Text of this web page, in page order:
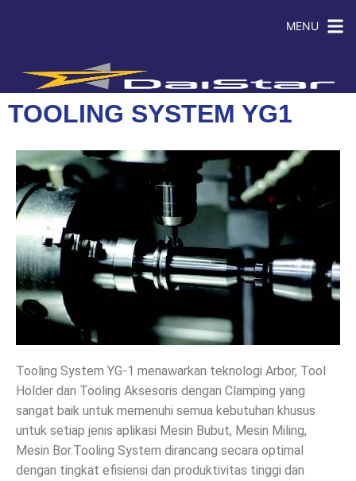
MENU
TOOLING SYSTEM YG1
Tooling System YG-1 menawarkan teknologi Arbor, Tool
Holder dan Tooling Aksesoris dengan Clamping yang
sangat baik untuk memenuhi semua kebutuhan khusus
untuk setiap jenis aplikasi Mesin Bubut, Mesin Miling,
Mesin Bor.Tooling System dirancang secara optimal
dengan tingkat efisiensi dan produktivitas tinggi dan